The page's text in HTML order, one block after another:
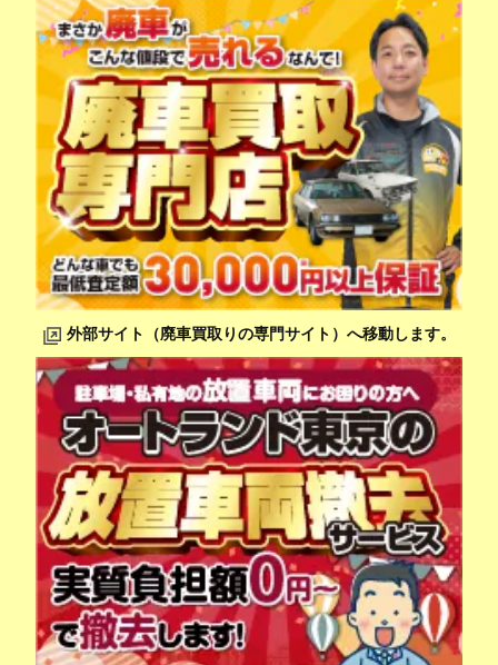
外部サイト（廃車買取りの専門サイト）へ移動します。